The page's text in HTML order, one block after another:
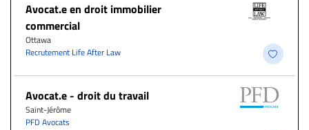
Avocat.e en droit immobilier
commercial
Ottawa
Recrutement Life After Law
Avocat.e - droit du travail
Saint-Jérôme
PFD Avocats